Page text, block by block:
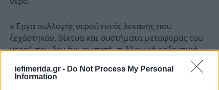
iefimerida.gr - Do Not Process My Personal
Information
« Έργα συλλογής νερού εντός λεκάνης που
ξεχάστηκαν, δίκτυα και συστήματα μεταφοράς του
νερού που δεν έγιναν ποτέ, συλλογικά αρδευτικά
δίκτυα και λοιπά εγγειοβελτιωτικά έργα που είτε
απεντάχθηκαν από τις χρηματοδοτήσεις, είτε δεν